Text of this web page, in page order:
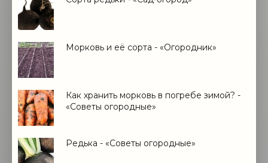
Морковь и её сорта - «Огородник»
Как хранить морковь в погребе зимой? -
«Советы огородные»
Редька - «Советы огородные»